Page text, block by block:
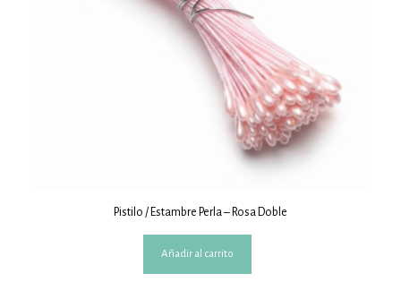
Pistilo / Estambre Perla – Rosa Doble
Añadir al carrito